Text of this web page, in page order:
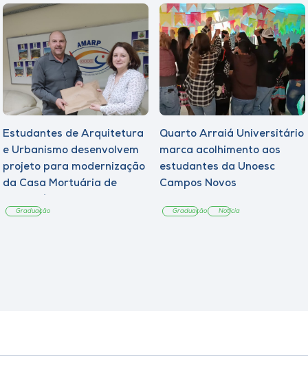
Estudantes de Arquitetura
e Urbanismo desenvolvem
projeto para modernização
da Casa Mortuária de
Graduação
Quarto Arraiá Universitário
marca acolhimento aos
estudantes da Unoesc
Campos Novos
Graduação Notícia